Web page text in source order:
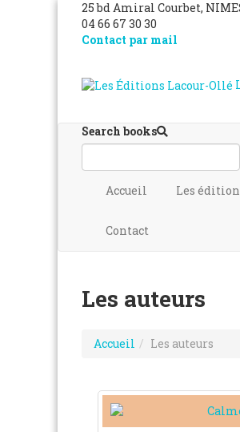
25 bd Amiral Courbet,
04 66 67 30 30
Contact par mail
Search books
Accueil Les
Contact
Les auteurs
Accueil Les auteurs